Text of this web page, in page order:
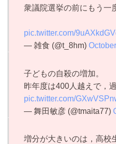
衆議院選挙の前にもう一
pic.twitter.com/
— 雑食 (@t_8hm)
子どもの自殺の増加。
昨年度は400人越えで，過
pic.twitter.com/
— 舞田敏彦 (@tmaita77)
増分が大きいのは，高校